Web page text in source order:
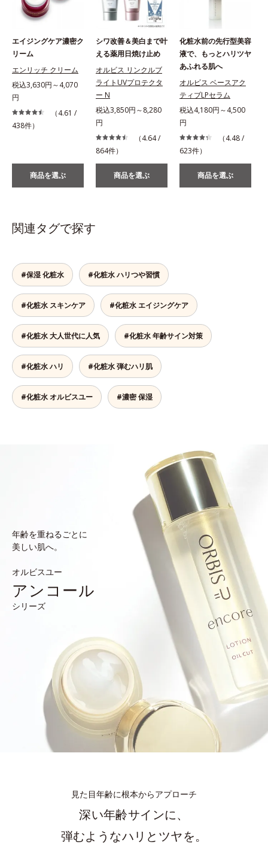
エイジングケア濃密ク
リーム
エンリッチ クリーム
税込3,630円～4,070
円
（4.61 /
438件）
商品を選ぶ
シワ改善＆美白まで叶
える薬用日焼け止め
オルビス リンクルブ
ライトUVプロテクタ
ー N
税込3,850円～8,280
円
（4.64 /
864件）
商品を選ぶ
化粧水前の先行型美容
液で、もっとハリツヤ
あふれる肌へ
オルビス ベースアク
ティブLPセラム
税込4,180円～4,500
円
（4.48 /
623件）
商品を選ぶ
関連タグで探す
#保湿 化粧水 #化粧水 ハリつや習慣
#化粧水 スキンケア #化粧水 エイジングケア
#化粧水 大人世代に人気 #化粧水 年齢サイン対策
#化粧水 ハリ #化粧水 弾むハリ肌
#化粧水 オルビスユー #濃密 保湿
年齢を重ねるごとに
美しい肌へ。
オルビスユー
アンコール
シリーズ
見た目年齢に根本からアプローチ
深い年齢サインに、
弾むようなハリとツヤを。